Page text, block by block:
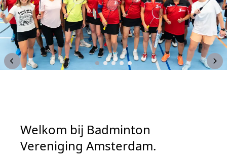
Welkom bij Badminton
Vereniging Amsterdam.